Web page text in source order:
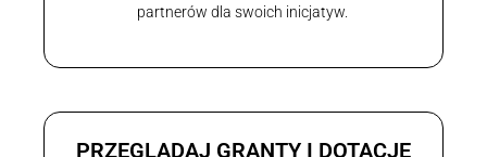
partnerów dla swoich inicjatyw.
PRZEGLĄDAJ GRANTY I DOTACJE